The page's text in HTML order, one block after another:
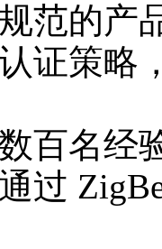
范的产
证策略
百名经
过